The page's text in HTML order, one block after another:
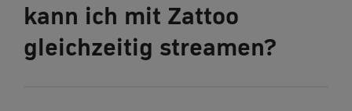
kann ich mit Zattoo
gleichzeitig streamen?